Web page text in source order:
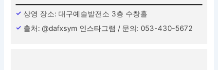
상영 장소: 대구예술발전소 3층 수창홀
출처: @dafxsym 인스타그램 / 문의: 053-430-5672